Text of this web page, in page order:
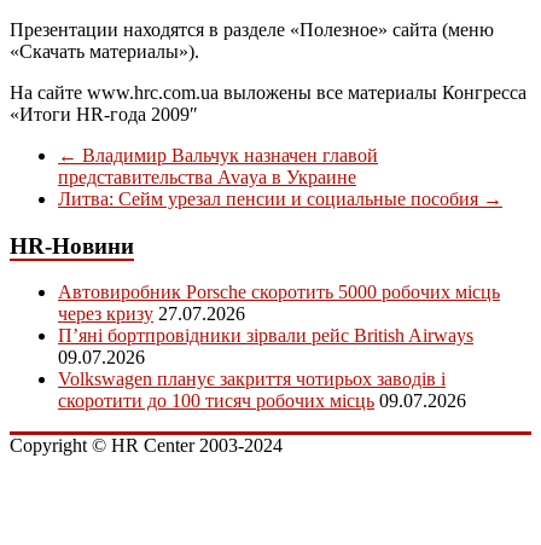
Презентации находятся в разделе «Полезное» сайта (меню
«Скачать материалы»).
На сайте www.hrc.com.ua выложены все материалы Конгресса
«Итоги HR-года 2009″
← Владимир Вальчук назначен главой
представительства Avaya в Украине
Литва: Сейм урезал пенсии и социальные пособия →
HR-Новини
Автовиробник Porsche скоротить 5000 робочих місць
через кризу 27.07.2026
П’яні бортпровідники зірвали рейс British Airways
09.07.2026
Volkswagen планує закриття чотирьох заводів і
скоротити до 100 тисяч робочих місць 09.07.2026
Copyright © HR Center 2003-2024